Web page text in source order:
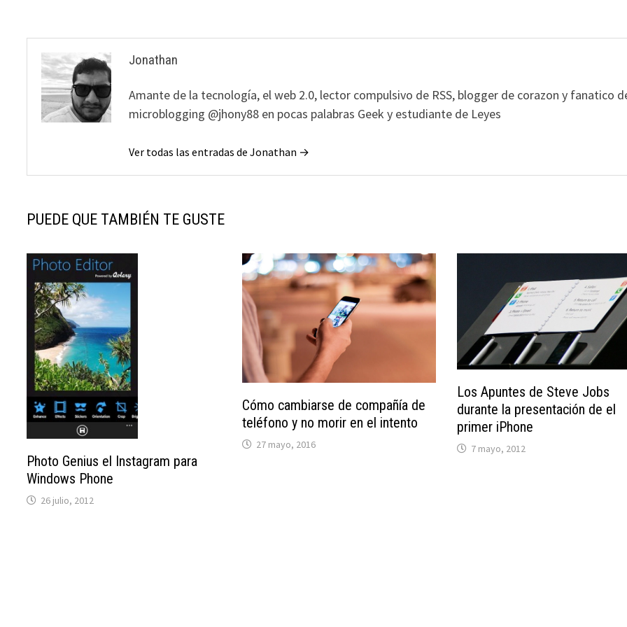
Jonathan
Amante de la tecnología, el web 2.0, lector compulsivo de RSS, blogger de corazon y fanatico
microblogging @jhony88 en pocas palabras Geek y estudiante de Leyes
Ver todas las entradas de Jonathan →
PUEDE QUE TAMBIÉN TE GUSTE
Photo Genius el Instagram para
Windows Phone
26 julio, 2012
Cómo cambiarse de compañía de
teléfono y no morir en el intento
27 mayo, 2016
Los Apuntes de Steve Jobs
durante la presentación de el
primer iPhone
7 mayo, 2012